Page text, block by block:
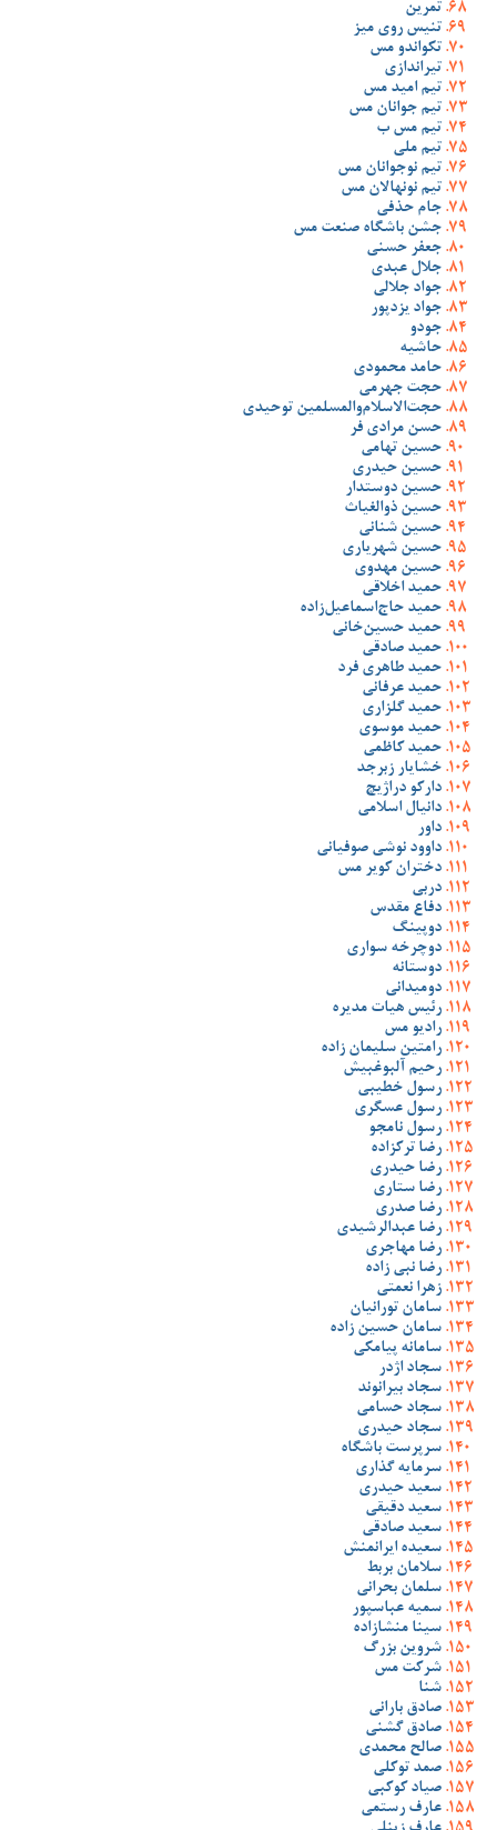
تمرین
تنیس روی میز
تکواندو مس
تیراندازی
تیم امید مس
تیم جوانان مس
تیم مس ب
تیم ملی
تیم نوجوانان مس
تیم نونهالان مس
جام حذفی
جشن باشگاه صنعت مس
جعفر حسنی
جلال عبدی
جواد جلالی
جواد یزدپور
جودو
حاشیه
حامد محمودی
حجت جهرمی
حجت‌الاسلام‌والمسلمین توحیدی
حسن مرادی فر
حسین تهامی
حسین حیدری
حسین دوستدار
حسین ذوالغیاث
حسین شنانی
حسین شهریاری
حسین مهدوی
حمید اخلاقی
حمید حاج‌اسماعیل‌زاده
حمید حسین‌خانی
حمید صادقی
حمید طاهری فرد
حمید عرفانی
حمید گلزاری
حمید موسوی
حمید کاظمی
خشایار زبرجد
دارکو دراژیچ
دانیال اسلامی
داور
داوود نوشی صوفیانی
دختران کویر مس
دربی
دفاع مقدس
دوپینگ
دوچرخه سواری
دوستانه
دومیدانی
رئیس هیات مدیره
رادیو مس
رامتین سلیمان زاده
رحیم آلبوغبیش
رسول خطیبی
رسول عسگری
رسول نامجو
رضا ترکزاده
رضا حیدری
رضا ستاری
رضا صدری
رضا عبدالرشیدی
رضا مهاجری
رضا نبی زاده
زهرا نعمتی
سامان تورانیان
سامان حسین زاده
سامانه پیامکی
سجاد اژدر
سجاد بیرانوند
سجاد حسامی
سجاد حیدری
سرپرست باشگاه
سرمایه گذاری
سعید حیدری
سعید دقیقی
سعید صادقی
سعیده ایرانمنش
سلامان بربط
سلمان بحرانی
سمیه عباسپور
سینا منشازاده
شروین بزرگ
شرکت مس
شنا
صادق بارانی
صادق گشنی
صالح محمدی
صمد توکلی
صیاد کوکبی
عارف رستمی